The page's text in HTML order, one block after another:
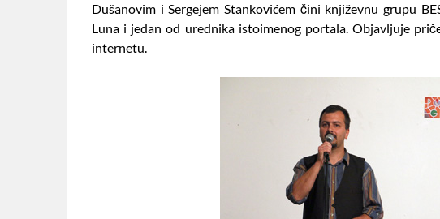
Dušanovim i Sergejem Stankovićem čini književnu grupu
Luna i jedan od urednika istoimenog portala. Objavljuje
internetu.